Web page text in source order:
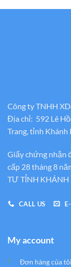
Công ty TNHH
Địa chỉ: 592 Lê
Trang, tỉnh Khánh
Giấy chứng nhận
cấp 28 tháng 8
TƯ TỈNH KHÁNH
CALL US
My account
Đơn hàng của tôi